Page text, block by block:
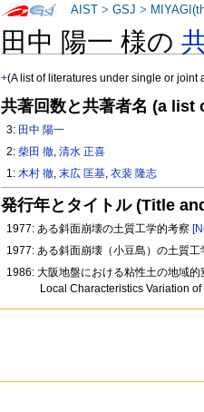
田中 陽一 様の
+(A list of literatures under single or joint
共著回数と共著者名 (a
3: 田中 陽一
2:柴田 徹,清水 正喜
1:木村 徹,末広 匡基,衣裴 隆志
発行年とタイトル (Title
1977: ある斜面崩壊の土質工学的考察
1977: ある斜面崩壊（小豆島）の土質工
1986: 大阪地盤における粘性土の地域的
Local Characteristics Variation
AIST >GSJ >